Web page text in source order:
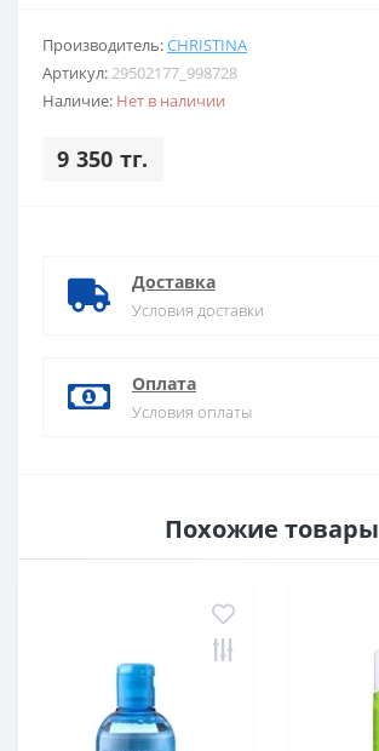
Производитель:CHRISTINA
Артикул:29502177_998728
Наличие: Нет в наличии
9 350 тг.
Доставка
Условия доставки
Оплата
Условия оплаты
Похожие товары